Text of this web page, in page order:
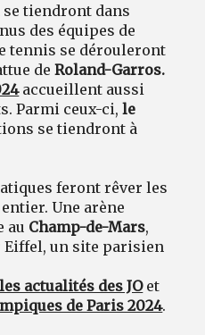
se tiendront dans
des équipes de
tennis se dérouleront
deRoland-Garros.
accueillent aussi
Parmi ceux-ci,le
se tiendront à
feront rêver les
Une arène
au Champ-de-Mars,
Eiffel, un site parisien
actualités des JOet
de Paris 2024.